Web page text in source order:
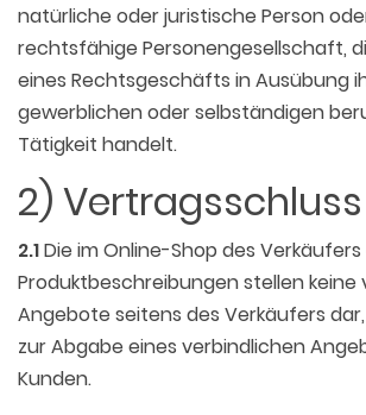
natürliche oder juristische Person
rechtsfähige Personengesellschaft,
eines Rechtsgeschäfts in Ausübung
gewerblichen oder selbständigen
Tätigkeit handelt.
2) Vertragsschluss
2.1Die im Online-Shop des
Produktbeschreibungen stellen keine
Angebote seitens des Verkäufers
zur Abgabe eines verbindlichen
Kunden.